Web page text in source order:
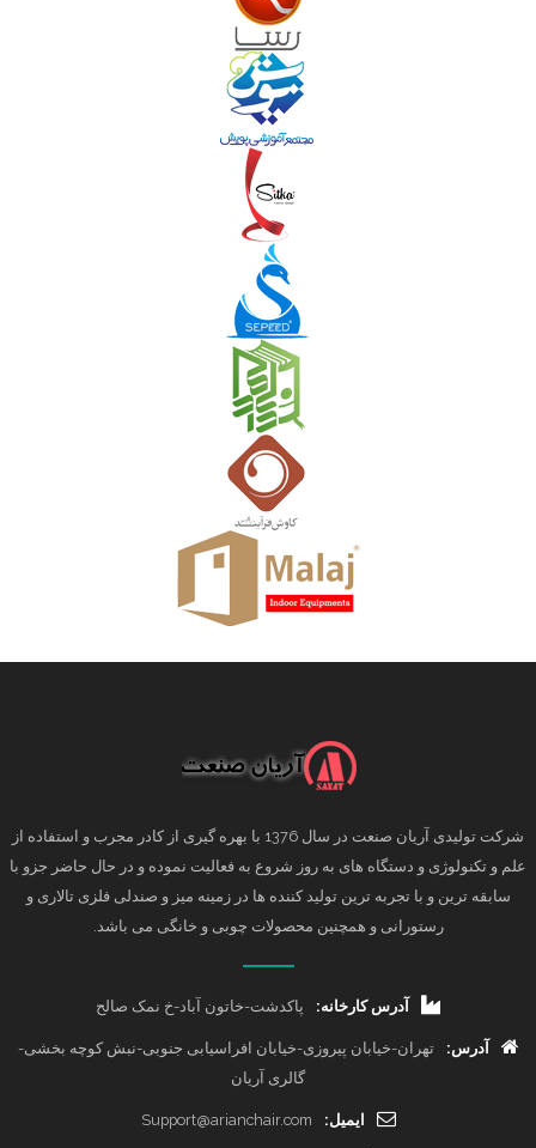
شرکت تولیدی آریان صنعت در سال 1376 با بهره گیری از کادر مجرب و استفاده از
علم و تکنولوژی و دستگاه های به روز شروع به فعالیت نموده و در حال حاضر جزو با
سابقه ترین و با تجربه ترین تولید کننده ها در زمینه میز و صندلی فلزی تالاری و
رستورانی و همچنین محصولات چوبی و خانگی می باشد.
آدرس کارخانه: پاکدشت-خاتون آباد-خ نمک صالح
آدرس:
تهران-خیابان پیروزی-خیابان افراسیابی جنوبی-نبش کوچه بخشی-
گالری آریان
ایمیل: Support@arianchair.com